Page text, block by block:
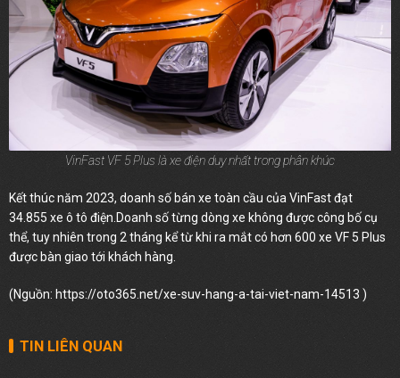
VinFast VF 5 Plus là xe điện duy nhất trong phân khúc
Kết thúc năm 2023, doanh số bán xe toàn cầu của VinFast đạt
34.855 xe ô tô điện.Doanh số từng dòng xe không được công bố cụ
thể, tuy nhiên trong 2 tháng kể từ khi ra mắt có hơn 600 xe VF 5 Plus
được bàn giao tới khách hàng.
(Nguồn: https://oto365.net/xe-suv-hang-a-tai-viet-nam-14513 )
TIN LIÊN QUAN